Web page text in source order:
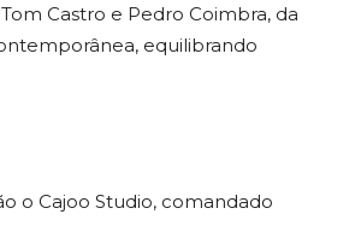
Castro e Pedro Coimbra, da
equilibrando
o Cajoo Studio, comandado